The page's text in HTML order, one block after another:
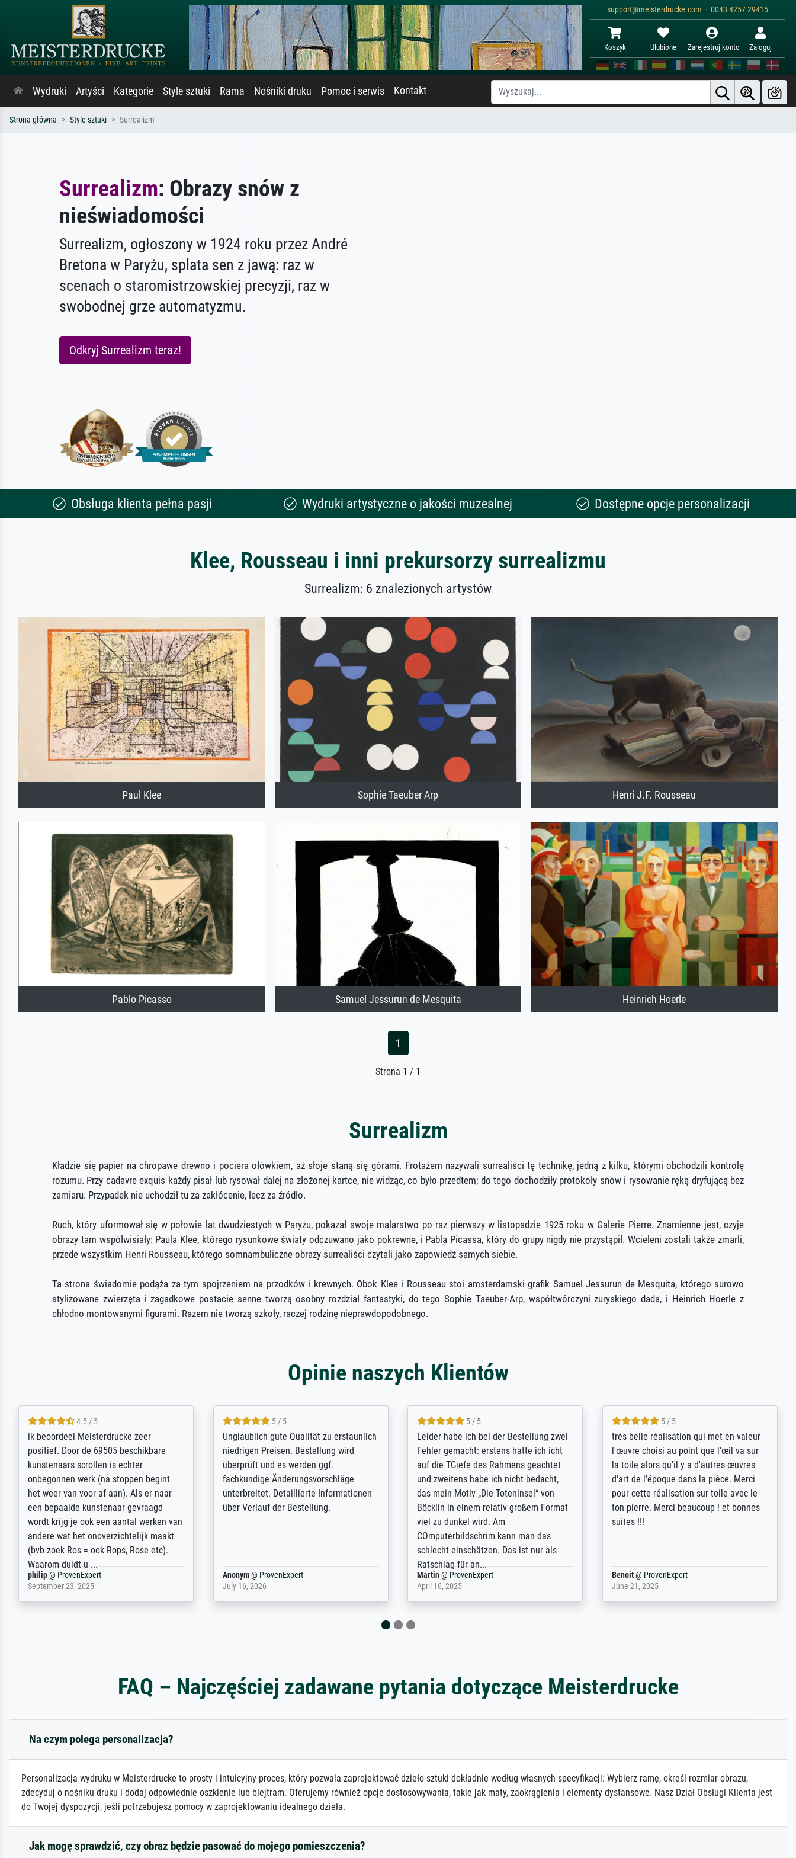
support@meisterdrucke.com · 0043 4257 29415
Koszyk Ulubione Zarejestruj konto Zaloguj
Wydruki Artyści Kategorie Style sztuki Rama Nośniki druku Pomoc i serwis Kontakt
Strona główna Style sztuki Surrealizm
Surrealizm: Obrazy snów z
nieświadomości
Surrealizm, ogłoszony w 1924 roku przez André
Bretona w Paryżu, splata sen z jawą: raz w
scenach o staromistrzowskiej precyzji, raz w
swobodnej grze automatyzmu.
Odkryj Surrealizm teraz!
Obsługa klienta pełna pasji Wydruki artystyczne o jakości muzealnej Dostępne opcje personalizacji
Klee, Rousseau i inni prekursorzy surrealizmu
Surrealizm: 6 znalezionych artystów
Paul Klee Sophie Taeuber Arp Henri J.F. Rousseau
Pablo Picasso Samuel Jessurun de Mesquita Heinrich Hoerle
1
Strona 1 / 1
Surrealizm
Kładzie się papier na chropawe drewno i pociera ołówkiem, aż słoje staną się górami. Frotażem nazywali surrealiści tę technikę, jedną z kilku, którymi obchodzili kontrolę
rozumu. Przy cadavre exquis każdy pisał lub rysował dalej na złożonej kartce, nie widząc, co było przedtem; do tego dochodziły protokoły snów i rysowanie ręką dryfującą bez
zamiaru. Przypadek nie uchodził tu za zakłócenie, lecz za źródło.
Ruch, który uformował się w połowie lat dwudziestych w Paryżu, pokazał swoje malarstwo po raz pierwszy w listopadzie 1925 roku w Galerie Pierre. Znamienne jest, czyje
obrazy tam współwisiały: Paula Klee, którego rysunkowe światy odczuwano jako pokrewne, i Pabla Picassa, który do grupy nigdy nie przystąpił. Wcieleni zostali także zmarli,
przede wszystkim Henri Rousseau, którego somnambuliczne obrazy surrealiści czytali jako zapowiedź samych siebie.
Ta strona świadomie podąża za tym spojrzeniem na przodków i krewnych. Obok Klee i Rousseau stoi amsterdamski grafik Samuel Jessurun de Mesquita, którego surowo
stylizowane zwierzęta i zagadkowe postacie senne tworzą osobny rozdział fantastyki, do tego Sophie Taeuber-Arp, współtwórczyni zuryskiego dada, i Heinrich Hoerle z
chłodno montowanymi figurami. Razem nie tworzą szkoły, raczej rodzinę nieprawdopodobnego.
Opinie naszych Klientów
5 / 5
Die Zufriedenheit ist auch nicht dadurch
getrübt, dass das Bild entgegen einer
angegebenen Lieferanschrift (sollte
eine Überraschung für die normannische
Ehefrau sein zum Hochzeits- gleichzeitig
auch Geburtstag sein) doch nach zu
Hause zugestellt wurde.
Jürgen@ProvenExpert
April 22, 2026
5 / 5
Excellent / Highly recommended. The
selection, ordering and payment process
were easy, shipping was efficient and
the item itself exceeds expectations. I
am based in the UK and found the site
searching for a specific print - I am very
SJL@ProvenExpert
December 2, 2025
5 / 5
The team at Meisterdrucke strives to
meet its clients demands, and provides
expert advice on how to obtain the best
results for the prints requested by the
client. The company has a vast
repertoire of prints to choose from, and
will provide excellent service also with
regards to prints which are not in that
repertoire. Highly recommended!
Anonym@ProvenExpert
April 22, 2026
5 / 5
eine große Auswahl an Bildern und
deren Reproduktionsmöglichkeiten;
wurde sehr gut durch die einzelnen
Bestellkriterien geführt, verständliche
Erklärungen, z.B. mit Bilddarstellungen,
werde auf jeden Fall meine guten
Erfahrungen weitergeben.
Anonym@ProvenExpert
May 13, 2026
FAQ – Najczęściej zadawane pytania dotyczące Meisterdrucke
Na czym polega personalizacja?
Personalizacja wydruku w Meisterdrucke to prosty i intuicyjny proces, który pozwala zaprojektować dzieło sztuki dokładnie według własnych specyfikacji: Wybierz ramę, określ rozmiar obrazu,
zdecyduj o nośniku druku i dodaj odpowiednie oszklenie lub blejtram. Oferujemy również opcje dostosowywania, takie jak maty, zaokrąglenia i elementy dystansowe. Nasz Dział Obsługi Klienta jest
do Twojej dyspozycji, jeśli potrzebujesz pomocy w zaprojektowaniu idealnego dzieła.
Jak mogę sprawdzić, czy obraz będzie pasować do mojego pomieszczenia?